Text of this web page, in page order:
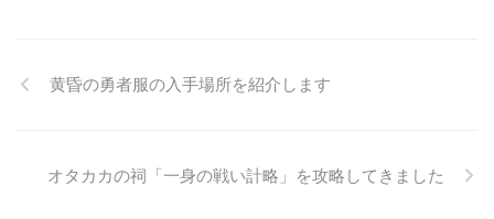
黄昏の勇者服の入手場所を紹介します
オタカカの祠「一身の戦い計略」を攻略してきました